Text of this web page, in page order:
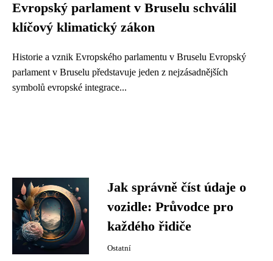
Evropský parlament v Bruselu schválil
klíčový klimatický zákon
Historie a vznik Evropského parlamentu v Bruselu Evropský
parlament v Bruselu představuje jeden z nejzásadnějších
symbolů evropské integrace...
Jak správně číst údaje o
vozidle: Průvodce pro
každého řidiče
Ostatní